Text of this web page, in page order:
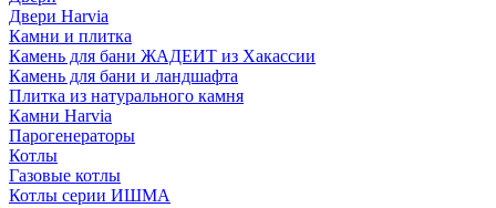
Двери Harvia
Камни и плитка
Камень для бани ЖАДЕИТ из Хакассии
Камень для бани и ландшафта
Плитка из натурального камня
Камни Harvia
Парогенераторы
Котлы
Газовые котлы
Котлы серии ИШМА